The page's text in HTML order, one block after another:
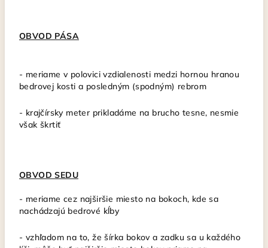
OBVOD PÁSA
- meriame v polovici vzdialenosti medzi hornou hranou
bedrovej kosti a posledným (spodným) rebrom
- krajčírsky meterprikladáme na brucho tesne, nesmie
však škrtiť
OBVOD SEDU
- meriame cez najširšie miesto na bokoch, kde sa
nachádzajú bedrové kĺby
- vzhľadom na to, že šírka bokov a zadku sa u každého